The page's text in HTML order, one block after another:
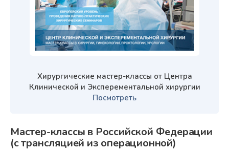
Хирургические мастер-классы от Центра
Клинической и Эксперементальной хирургии
Посмотреть
Мастер-классы в Российской Федерации
(с трансляцией из операционной)